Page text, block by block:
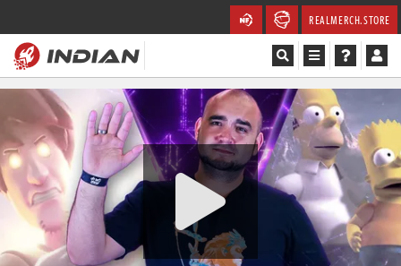
REALMERCH.STORE
Magazín
Recenze
Videa
Soutěže